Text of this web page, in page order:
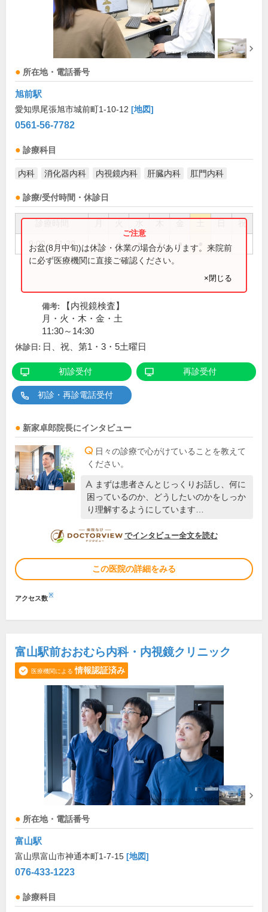
所在地・電話番号
旭前駅
愛知県尾張旭市城前町1-10-12 [地図]
0561-56-7782
診療科目
内科 消化器内科 内視鏡内科 肝臓内科 肛門内科
診療/受付時間・休診日
祝
9:00～11:30 ● ● ● ● ●
お盆(8月中旬)は休診・休業の場合があります。来院前
に必ず医療機関に直接ご確認ください。
×閉じる
備考:
【内視鏡検査】
月・火・木・金・土
11:30～14:30
休診日: 日、祝、第1・3・5土曜日
初診受付 再診受付
初診・再診電話受付
新家卓郎院長にインタビュー
日々の診療で心がけていることを教えて
ください。
まずは患者さんとじっくりお話し、何に
困っているのか、どうしたいのかをしっか
り理解するようにしています…
DOCTORVIEW
でインタビュー全文を読む
この医院の詳細をみる
アクセス数※
富山駅前おおむら内科・内視鏡クリニック
医療機関による 情報認証済み
所在地・電話番号
富山駅
富山県富山市神通本町1-7-15 [地図]
076-433-1223
診療科目